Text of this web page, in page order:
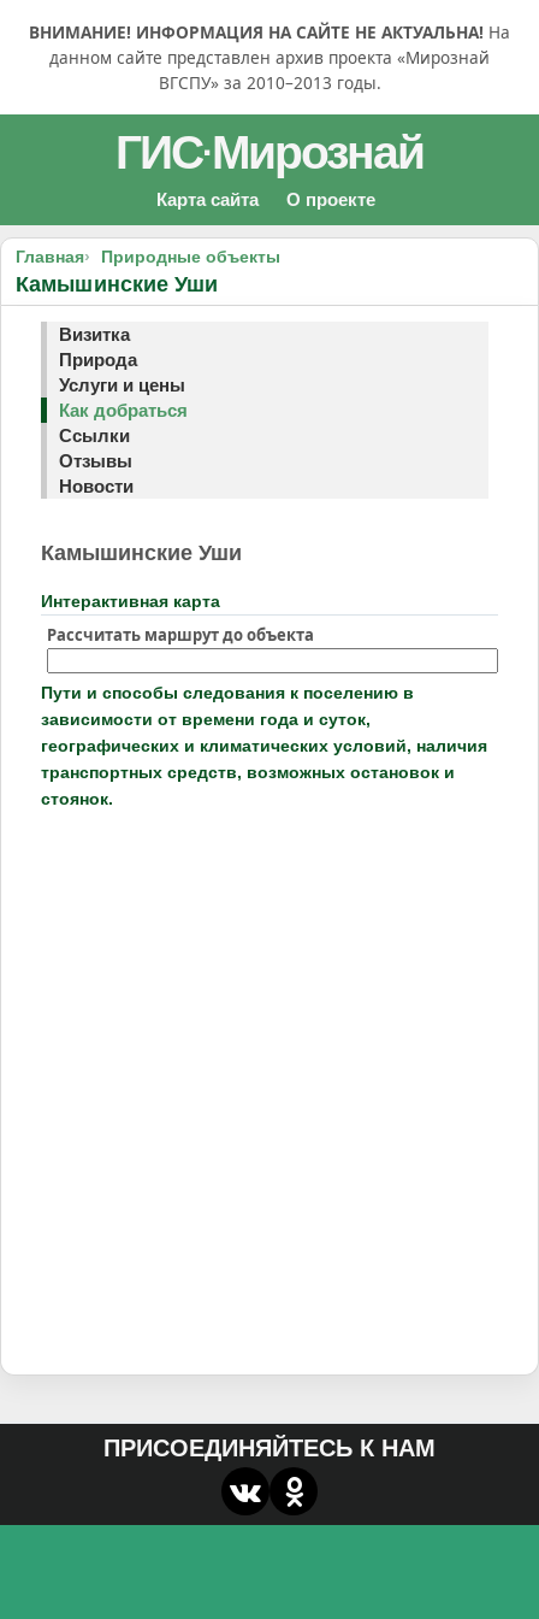
ВНИМАНИЕ! ИНФОРМАЦИЯ НА САЙТЕ НЕ АКТУАЛЬНА! На
данном сайте представлен архив проекта «Мирознай
ВГСПУ» за 2010–2013 годы.
ГИС·Мирознай
Карта сайта О проекте
Главная Природные объекты
Камышинские Уши
Визитка
Природа
Услуги и цены
Как добраться
Ссылки
Отзывы
Новости
Камышинские Уши
Интерактивная карта
Рассчитать маршрут до объекта
Пути и способы следования к поселению в
зависимости от времени года и суток,
географических и климатических условий, наличия
транспортных средств, возможных остановок и
стоянок.
ПРИСОЕДИНЯЙТЕСЬ К НАМ